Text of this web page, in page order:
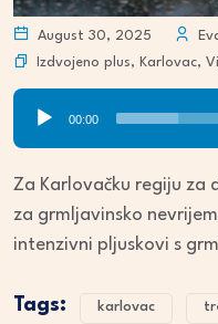
August 30, 2025
Izdvojeno plus, Karlovac,
Audio
Player
00:00
Za Karlovačku regiju za
za grmljavinsko
intenzivni pljuskovi s
Tags: karlovac